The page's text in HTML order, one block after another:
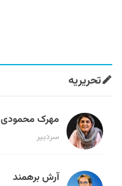
تحریریه
مهرک محمودی
سردبیر
آرش برهمند